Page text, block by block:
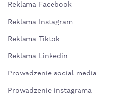
Reklama Facebook
Reklama Instagram
Reklama Tiktok
Reklama Linkedin
Prowadzenie social media
Prowadzenie instagrama